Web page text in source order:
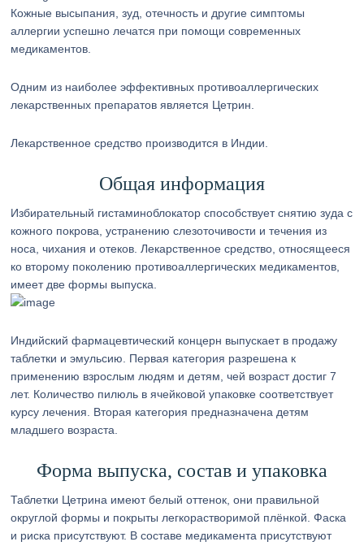
Кожные высыпания, зуд, отечность и другие симптомы
аллергии успешно лечатся при помощи современных
медикаментов.
Одним из наиболее эффективных противоаллергических
лекарственных препаратов является Цетрин.
Лекарственное средство производится в Индии.
Общая информация
Избирательный гистаминоблокатор способствует снятию зуда с
кожного покрова, устранению слезоточивости и течения из
носа, чихания и отеков. Лекарственное средство, относящееся
ко второму поколению противоаллергических медикаментов,
имеет две формы выпуска.
Индийский фармацевтический концерн выпускает в продажу
таблетки и эмульсию. Первая категория разрешена к
применению взрослым людям и детям, чей возраст достиг 7
лет. Количество пилюль в ячейковой упаковке соответствует
курсу лечения. Вторая категория предназначена детям
младшего возраста.
Форма выпуска, состав и упаковка
Таблетки Цетрина имеют белый оттенок, они правильной
округлой формы и покрыты легкорастворимой плёнкой. Фаска
и риска присутствуют. В составе медикамента присутствуют